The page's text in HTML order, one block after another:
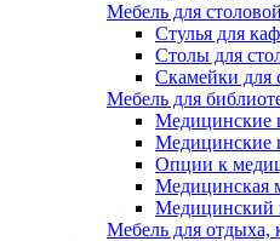
Мебель для столовой
Cтулья для
Cтолы для
Скамейки для
Мебель для
Медицинские
Медицинские
Опции к
Медицинская
Медицинский
Мебель для отдыха,